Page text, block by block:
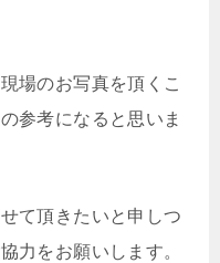
場のお写真を頂くこ
参考になると思いま
て頂きたいと申しつ
力をお願いします。